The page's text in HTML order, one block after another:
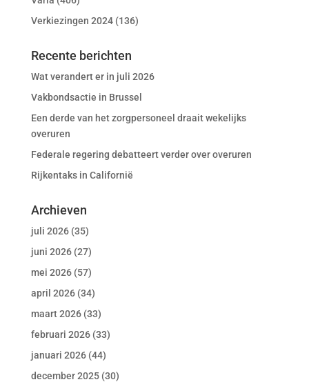
Verkiezingen 2024(136)
Recente berichten
Wat verandert er in juli 2026
Vakbondsactie in Brussel
Een derde van het zorgpersoneel draait wekelijks
overuren
Federale regering debatteert verder over overuren
Rijkentaks in Californië
Archieven
juli 2026(35)
juni 2026(27)
mei 2026(57)
april 2026(34)
maart 2026(33)
februari 2026(33)
januari 2026(44)
december 2025(30)